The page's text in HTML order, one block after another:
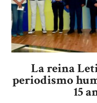
La reina
periodismo
15